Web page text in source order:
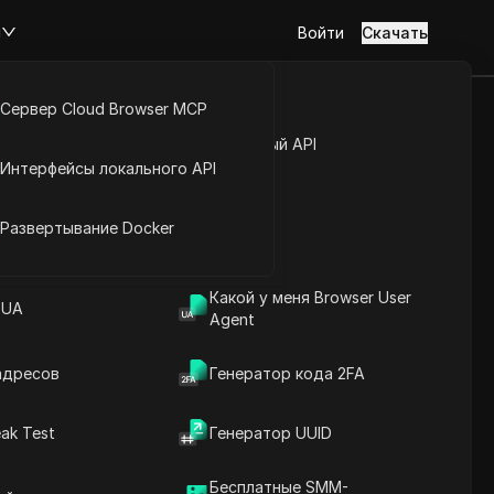
Открытый API
Какой у меня Browser User
Agent
Генератор кода 2FA
Test Генератор UUID
Бесплатные SMM-
Сервер Cloud Browser MCP
Интерфейсы локального API
Развертывание Docker
Войти Скачать
Задать вопросы
Задайте вопросы об этой странице
Открыть в Claude
Задайте вопросы об этой странице